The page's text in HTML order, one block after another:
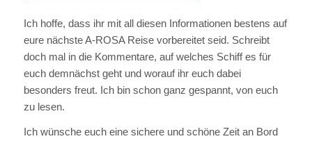
Ich hoffe, dass ihr mit all diesen Informationen bestens auf
eure nächste A-ROSA Reise vorbereitet seid. Schreibt
doch mal in die Kommentare, auf welches Schiff es für
euch demnächst geht und worauf ihr euch dabei
besonders freut. Ich bin schon ganz gespannt, von euch
zu lesen.
Ich wünsche euch eine sichere und schöne Zeit an Bord